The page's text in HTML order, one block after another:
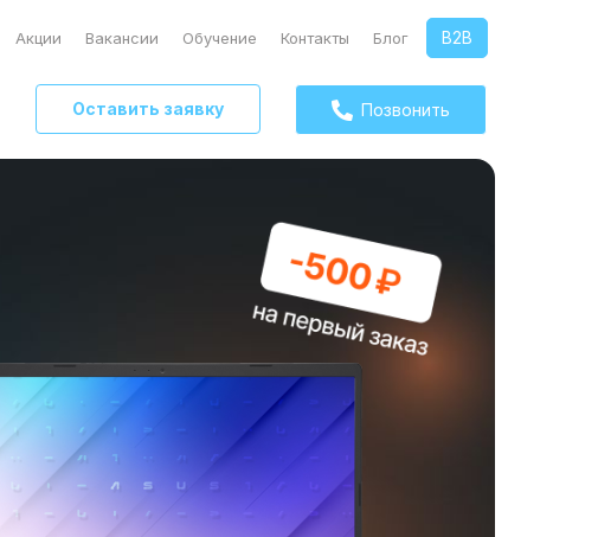
Акции Вакансии Обучение Контакты Блог B2B
Оставить заявку Позвонить